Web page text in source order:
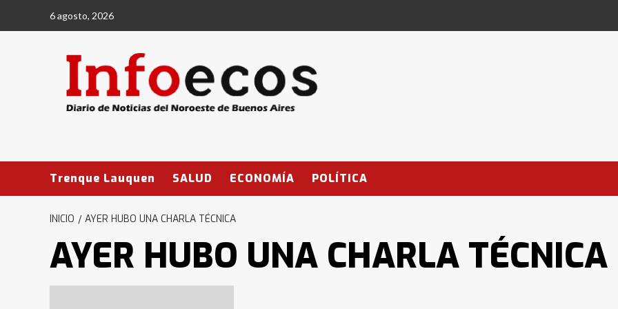
6 agosto, 2026
Trenque Lauquen SALUD ECONOMÍA POLÍTICA
INICIO AYER HUBO UNA CHARLA TÉCNICA
AYER HUBO UNA CHARLA TÉCNICA